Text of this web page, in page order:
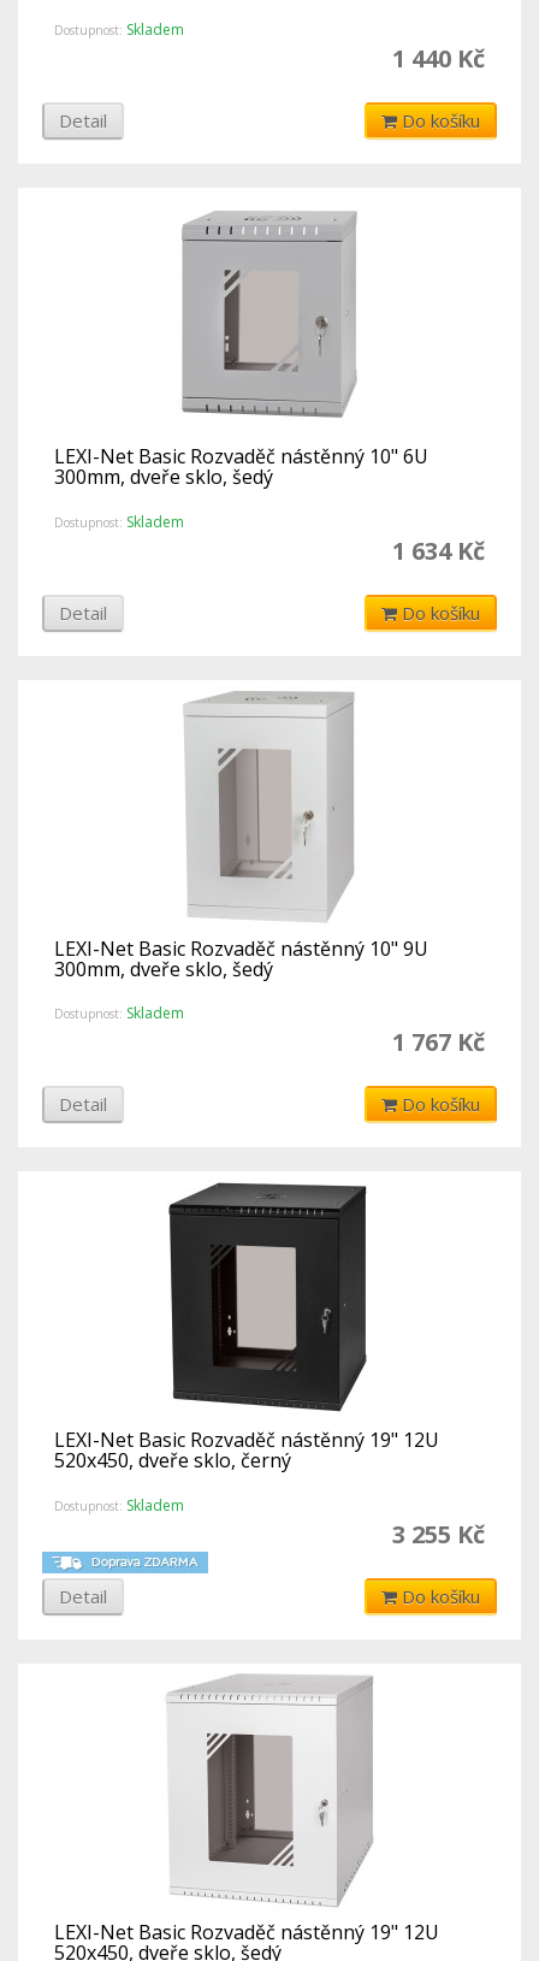
Dostupnost: Skladem
1 440 Kč
Detail Do košíku
LEXI-Net Basic Rozvaděč nástěnný 10" 6U
300mm, dveře sklo, šedý
Dostupnost: Skladem
1 634 Kč
Detail Do košíku
LEXI-Net Basic Rozvaděč nástěnný 10" 9U
300mm, dveře sklo, šedý
Dostupnost: Skladem
1 767 Kč
Detail Do košíku
LEXI-Net Basic Rozvaděč nástěnný 19" 12U
520x450, dveře sklo, černý
Dostupnost: Skladem
3 255 Kč
Detail Do košíku
LEXI-Net Basic Rozvaděč nástěnný 19" 12U
520x450, dveře sklo, šedý